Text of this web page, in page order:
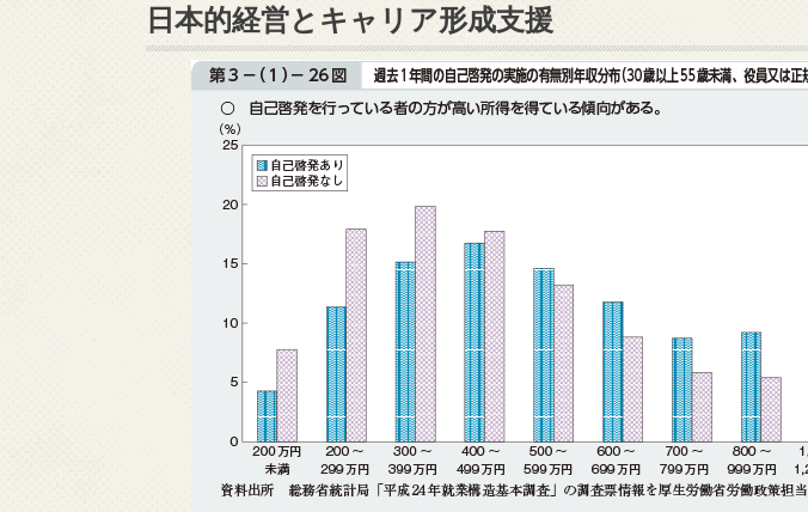
日本的経営とキャリア形成支援